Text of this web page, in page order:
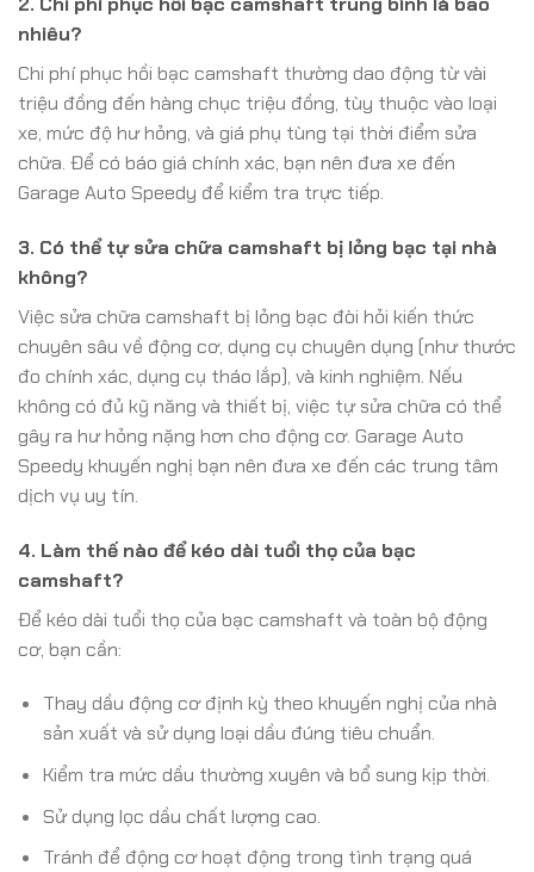
nhiêu?
Chi phí phục hồi bạc camshaft thường dao động từ vài
triệu đồng đến hàng chục triệu đồng, tùy thuộc vào loại
xe, mức độ hư hỏng, và giá phụ tùng tại thời điểm sửa
chữa. Để có báo giá chính xác, bạn nên đưa xe đến
Garage Auto Speedy để kiểm tra trực tiếp.
3. Có thể tự sửa chữa camshaft bị lỏng bạc tại nhà
không?
Việc sửa chữa camshaft bị lỏng bạc đòi hỏi kiến thức
chuyên sâu về động cơ, dụng cụ chuyên dụng (như thước
đo chính xác, dụng cụ tháo lắp), và kinh nghiệm. Nếu
không có đủ kỹ năng và thiết bị, việc tự sửa chữa có thể
gây ra hư hỏng nặng hơn cho động cơ. Garage Auto
Speedy khuyến nghị bạn nên đưa xe đến các trung tâm
dịch vụ uy tín.
4. Làm thế nào để kéo dài tuổi thọ của bạc
camshaft?
Để kéo dài tuổi thọ của bạc camshaft và toàn bộ động
cơ, bạn cần:
Thay dầu động cơ định kỳ theo khuyến nghị của nhà
sản xuất và sử dụng loại dầu đúng tiêu chuẩn.
Kiểm tra mức dầu thường xuyên và bổ sung kịp thời.
Sử dụng lọc dầu chất lượng cao.
Tránh để động cơ hoạt động trong tình trạng quá